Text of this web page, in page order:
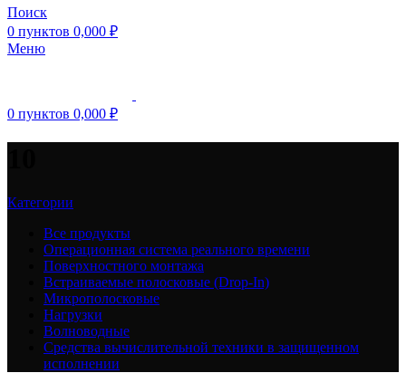
Поиск
0 пунктов 0,000 ₽
Меню
0 пунктов 0,000 ₽
Категории
Все продукты
Операционная система реального времени
Поверхностного монтажа
Встраиваемые полосковые (Drop-In)
Микрополосковые
Нагрузки
Волноводные
Средства вычислительной техники в защищенном
исполнении